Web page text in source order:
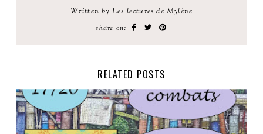
Written by Les lectures de Mylène
share on:
RELATED POSTS